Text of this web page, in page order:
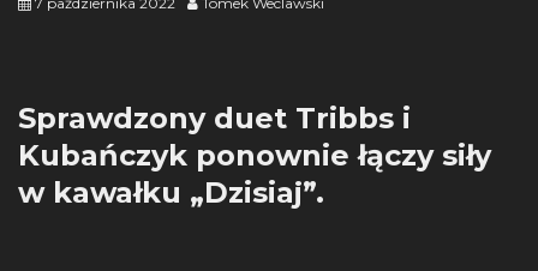
Sprawdzony duet Tribbs i
Kubańczyk ponownie łączy siły
w kawałku „Dzisiaj”.